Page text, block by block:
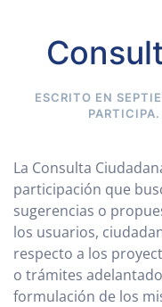
ESCRITO EN
PARTICIPA.
La Consulta
participación que
sugerencias o
los usuarios,
respecto a los
o trámites
formulación de los